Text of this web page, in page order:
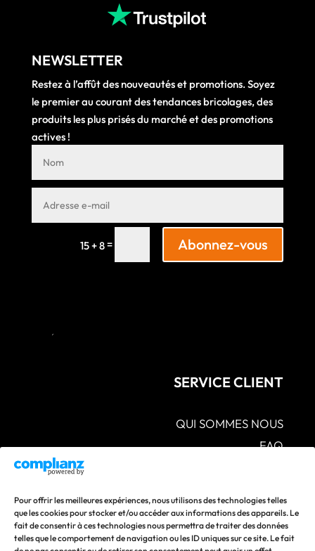
Pour offrir les meilleures expériences, nous utilisons des technologies telles
que les cookies pour stocker et/ou accéder aux informations des appareils. Le
fait de consentir à ces technologies nous permettra de traiter des données
telles que le comportement de navigation ou les ID uniques sur ce site. Le fait
NEWSLETTER
Restez à l’affût des nouveautés et promotions. Soyez
le premier au courant des tendances bricolages, des
produits les plus prisés du marché et des promotions
actives !
15 + 8= Abonnez-vous
SERVICE CLIENT
QUI SOMMES NOUS
FAQ
CGV – POLITIQUES DE CONFIDENTIALITÉ –
S.A.V POLITIQUE DE RETOUR ET DE
REMBOURSEMENT
CONTACTEZ-NOUS